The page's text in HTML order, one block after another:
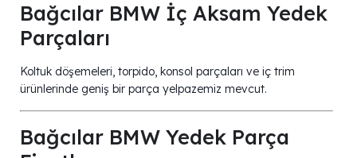
Bağcılar BMW İç Aksam Yedek
Parçaları
Koltuk döşemeleri, torpido, konsol parçaları ve iç trim
ürünlerinde geniş bir parça yelpazemiz mevcut.
Bağcılar BMW Yedek Parça